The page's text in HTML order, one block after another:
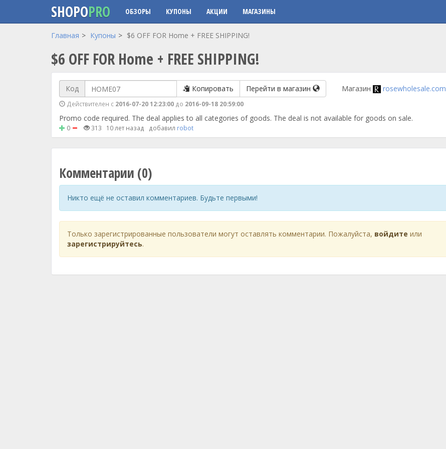
Перейти к основному содержанию
SHOPOPRO ОБЗОРЫ КУПОНЫ АКЦИИ МАГАЗИНЫ
Главная Купоны $6 OFF FOR Home + FREE SHIPPING!
$6 OFF FOR Home + FREE SHIPPING!
Код Копировать Перейти в магазин
Действителен с 2016-07-20 12:23:00 до 2016-09-18 20:59:00
Магазин rosewholesale.com
Promo code required. The deal applies to all categories of goods. The deal is not available for goods on sale.
0 313 10 лет назад добавил robot
Комментарии (0)
Никто ещё не оставил комментариев. Будьте первыми!
Только зарегистрированные пользователи могут оставлять комментарии. Пожалуйста, войдите или
зарегистрируйтесь.